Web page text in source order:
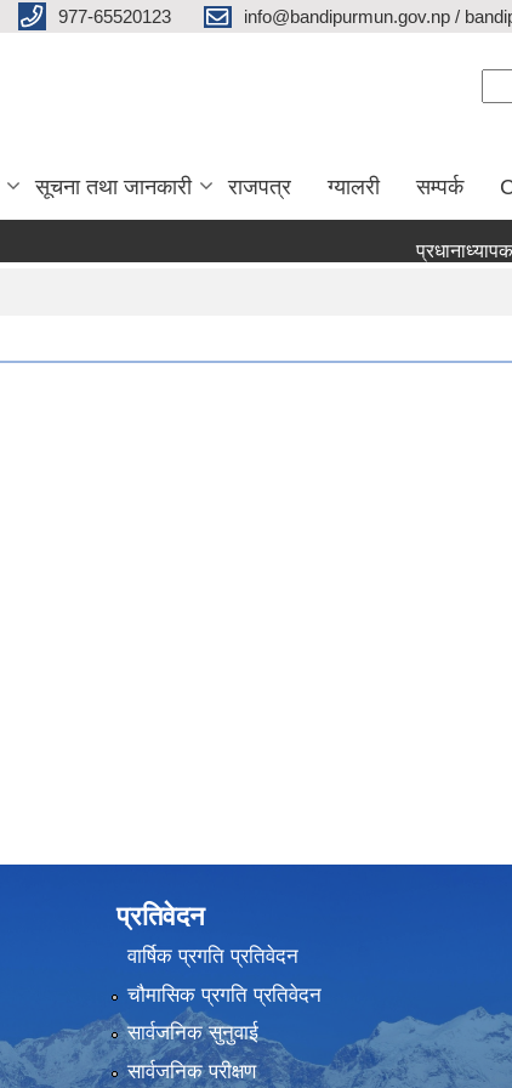
977-65520123 info@bandipurmun.gov.np /
सूचना तथा जानकारी राजपत्र ग्यालरी सम्पर्क
प्रधानाध्यापक
प्रतिवेदन
वार्षिक प्रगति प्रतिवेदन
चौमासिक प्रगति प्रतिवेदन
सार्वजनिक सुनुवाई
सार्वजनिक परीक्षण